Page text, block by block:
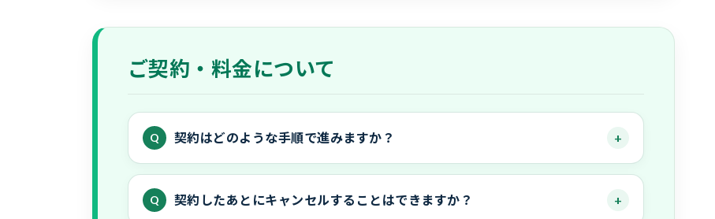
ご契約・料金について
契約はどのような手順で進みますか？
契約したあとにキャンセルすることはできますか？